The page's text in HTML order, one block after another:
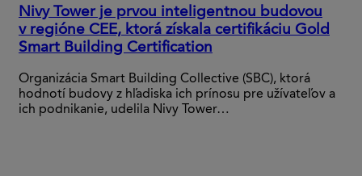
Nivy Tower je prvou inteligentnou budovou
v regióne CEE, ktorá získala certifikáciu Gold
Smart Building Certification
Organizácia Smart Building Collective (SBC), ktorá
hodnotí budovy z hľadiska ich prínosu pre užívateľov a
ich podnikanie, udelila Nivy Tower…